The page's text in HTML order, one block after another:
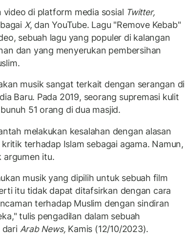
video di platform media sosial Twitter,
X, dan YouTube. Lagu "Remove Kebab"
sebuah lagu yang populer di kalangan
dan yang menyerukan pembersihan
musik sangat terkait dengan serangan di
Baru. Pada 2019, seorang supremasi kulit
51 orang di dua masjid.
melakukan kesalahan dengan alasan
terhadap Islam sebagai agama. Namun,
argumen itu.
musik yang dipilih untuk sebuah film
itu tidak dapat ditafsirkan dengan cara
terhadap Muslim dengan sindiran
tulis pengadilan dalam sebuah
dari Arab News, Kamis (12/10/2023).